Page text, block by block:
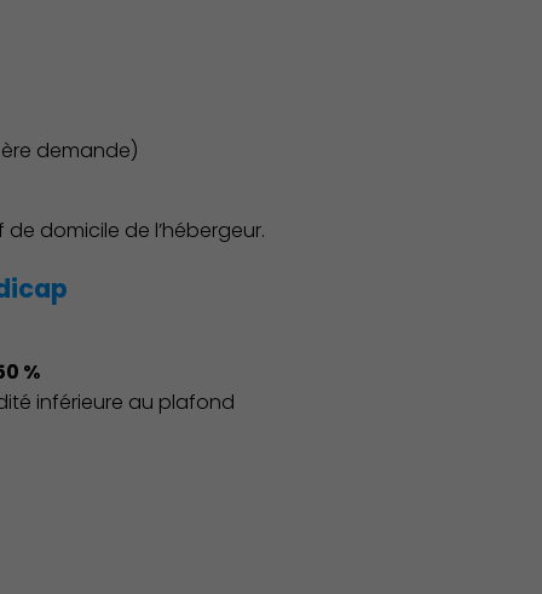
demande)
domicile de l’hébergeur.
%
inférieure au plafond